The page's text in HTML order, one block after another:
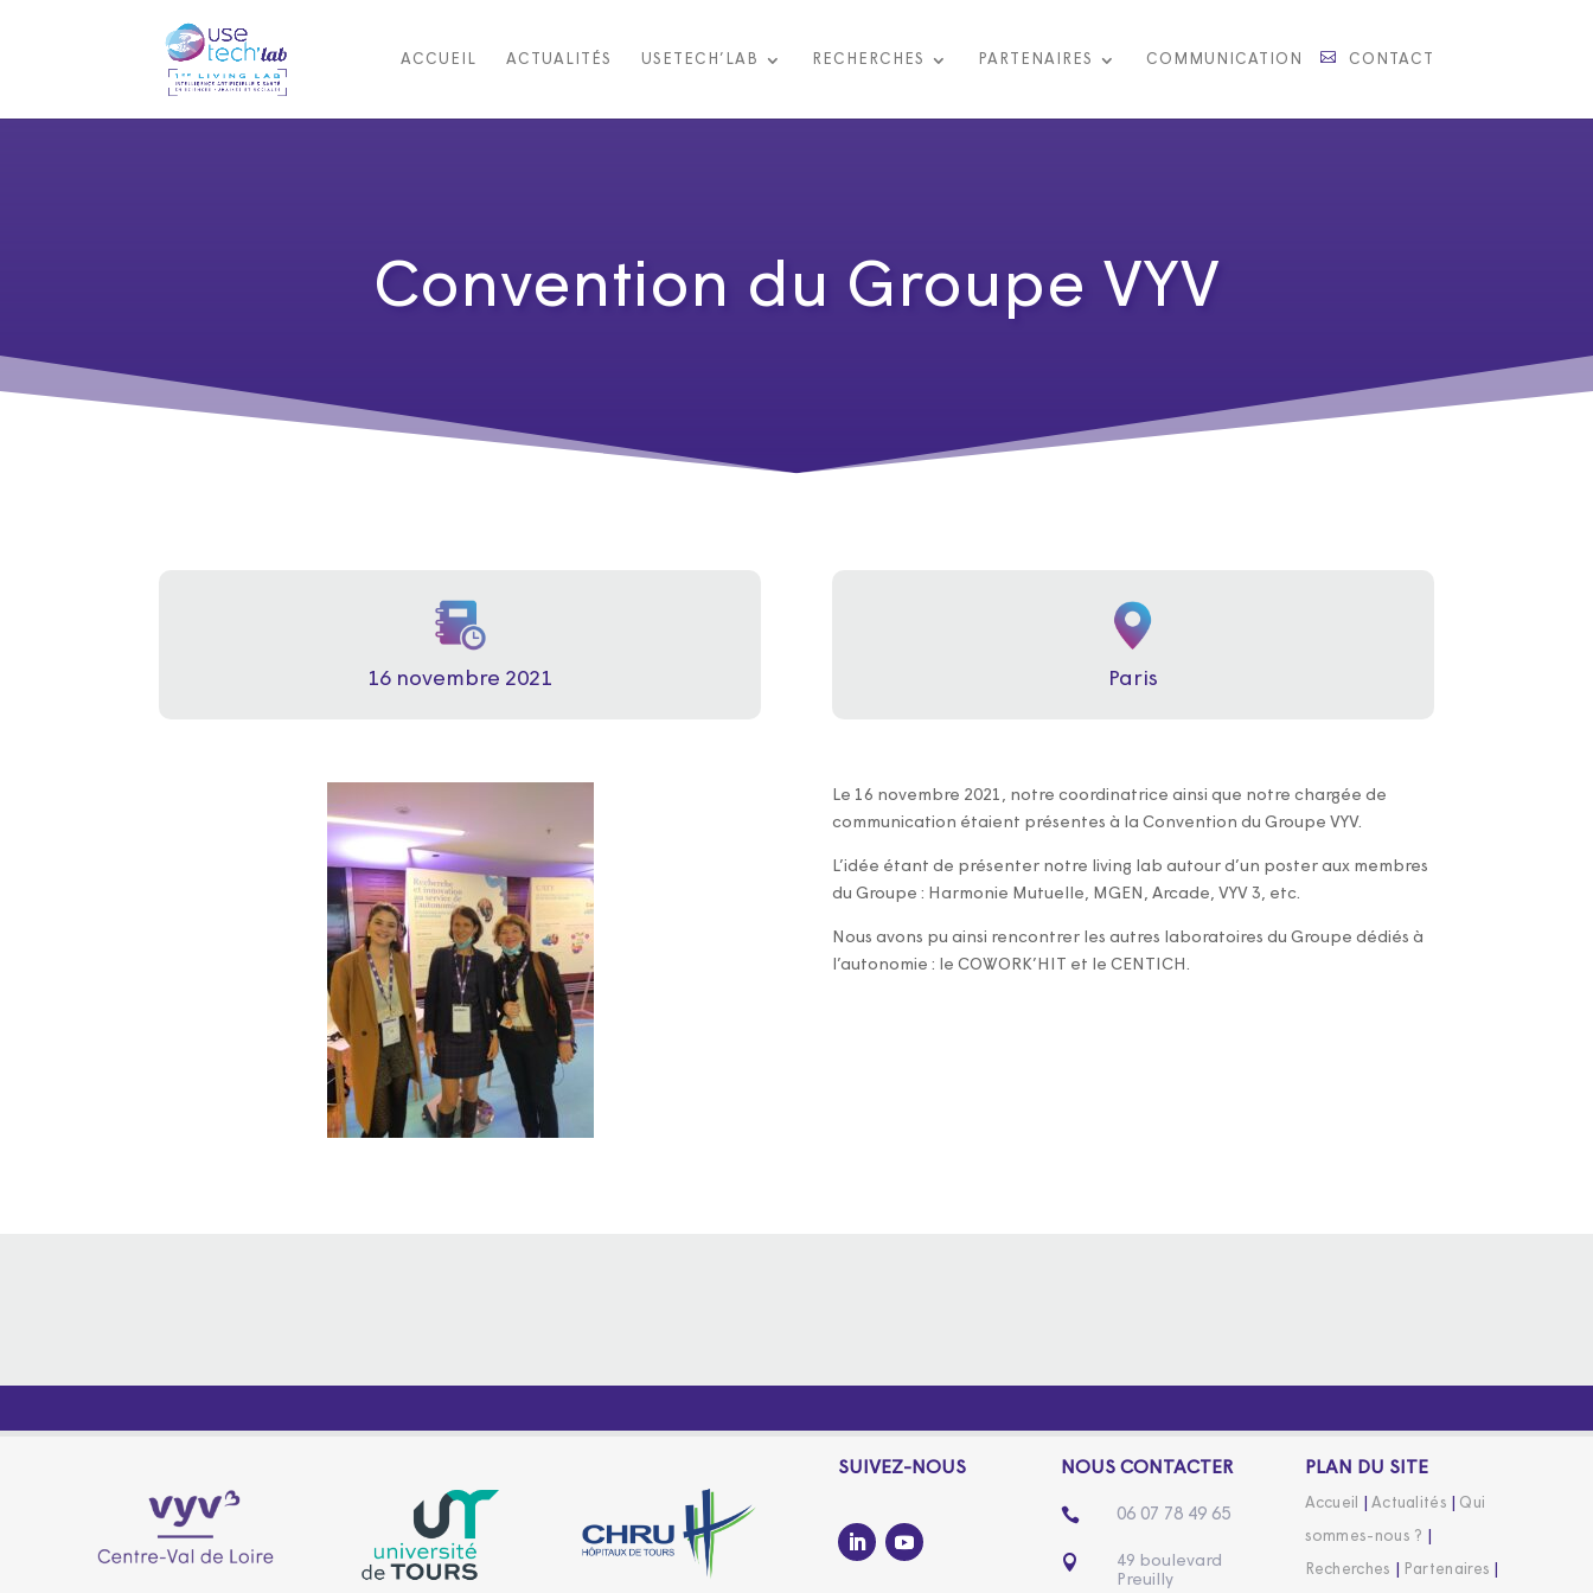
ACCUEIL ACTUALITÉS USETECH’LAB RECHERCHES PARTENAIRES COMMUNICATION CONTACT
Convention du Groupe VYV
16 novembre 2021 Paris
Le 16 novembre 2021, notre coordinatrice ainsi que notre chargée de
communication étaient présentes à la Convention du Groupe VYV.
L’idée étant de présenter notre living lab autour d’un poster aux membres
du Groupe : Harmonie Mutuelle, MGEN, Arcade, VYV 3, etc.
Nous avons pu ainsi rencontrer les autres laboratoires du Groupe dédiés à
l’autonomie : le COWORK’HIT et le CENTICH.
SUIVEZ-NOUS NOUS CONTACTER
 06 07 78 49 65

49 boulevard
Preuilly
PLAN DU SITE
Accueil Actualités Qui
sommes-nous ?
Recherches Partenaires